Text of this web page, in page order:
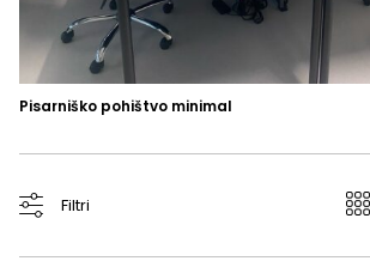
Pisarniško pohištvo minimal
Filtri